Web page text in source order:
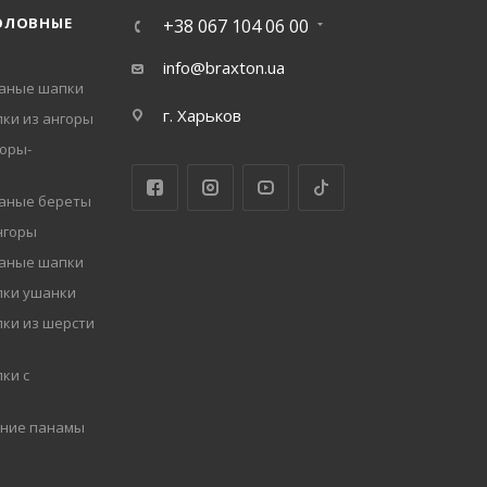
шапки
из ангоры
береты
шапки
ушанки
из шерсти
с
панамы
+38 067 104 06 00
info@braxton.ua
г. Харьков